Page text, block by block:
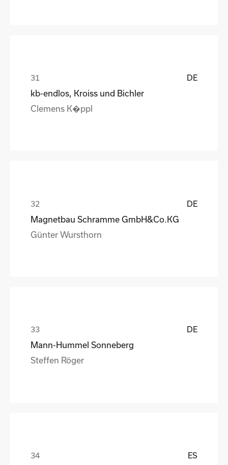
DE
kb-endlos, Kroiss und Bichler
Clemens K�ppl
DE
Magnetbau Schramme GmbH&Co.KG
Günter Wursthorn
DE
Mann-Hummel Sonneberg
Steffen Röger
ES